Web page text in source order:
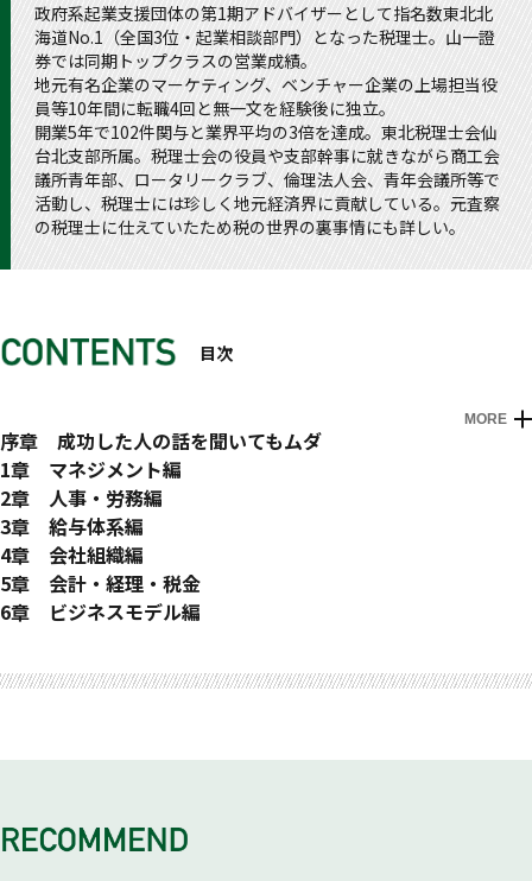
政府系起業支援団体の第1期アドバイザーとして指名数東北北
海道No.1（全国3位・起業相談部門）となった税理士。山一證
券では同期トップクラスの営業成績。
地元有名企業のマーケティング、ベンチャー企業の上場担当役
員等10年間に転職4回と無一文を経験後に独立。
開業5年で102件関与と業界平均の3倍を達成。東北税理士会仙
台北支部所属。税理士会の役員や支部幹事に就きながら商工会
議所青年部、ロータリークラブ、倫理法人会、青年会議所等で
活動し、税理士には珍しく地元経済界に貢献している。元査察
の税理士に仕えていたため税の世界の裏事情にも詳しい。
目次
MORE
はじめに
序章 成功した人の話を聞いてもムダ
・成功者からは、失敗談を聞きなさい
・他社の成功例は、自社での再現性が低い
1章 マネジメント編
1.企業理念は必要か？
2.支援組織の世話にはなるな
3.助成金・奨励金に頼るな
4.専門家の話は信じるな
5.社長は管理業務をするな
7.営業に自信のない人は起業してはいけない
8.仲間はいらない
10.ゴルフは諸刃の剣
13.コンサルタントは食いつぶされないようにうまく使え
2章 人事・労務編
22.創業メンバーは未来の幹部にはならない
23.従業員はすぐ辞める
24.従業員教育はムダ
25.従業員の意見は聞くな
27.社員に遠慮は不要
28.辞表は喜んで受け取り、慰留はしない
30.使いやすい社員が良い社員
33.従業員の退職トラブルは命取り
3章 給与体系編
40.就業規則は買うな
41.ボーナスが欲しいなら経営者になるな
42.社会保険にすぐ入るのは危険
44.能力給より定期昇給
45.「業績が良くなったら・・・」は禁句
47.休日出勤していいのは社長だけ
50.社長の給料は会社の運転資金
4章 会社組織編
52.中小・ベンチャー企業は「会社」＝「社長」
53.定款は戸籍、登記簿は履歴書
55.決算期は会社の命運
56.おしゃれなオフィスはムダ
58.組織化は「10人の壁」を超えてから
61.上場なんて目指すだけムダ
5章 会計・経理・税金
62.簿記の知識はいらない
64.５人未満の会社なら経理に時間をかけるな
65.最低限、私用分と商売用は分けろ
67.カネさえあれば会社は潰れない
70.請求書通りに払わなくていい
6章 ビジネスモデル編
79.理想のモデルは教祖
80.大社長のオーラを知れ
82.利益を強調しすぎる人には要注意
85.ブランドについて考える